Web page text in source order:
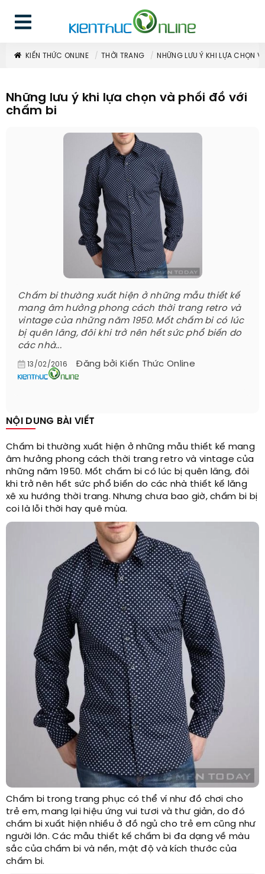
KIẾN THỨC ONLINE THỜI TRANG NHỮNG LƯU Ý KHI LỰA CHỌN
Những lưu ý khi lựa chọn và phối đồ với
chấm bi
Chấm bi thường xuất hiện ở những mẫu thiết kế
mang âm hưởng phong cách thời trang retro và
vintage của những năm 1950. Mốt chấm bi có lúc
bị quên lãng, đôi khi trở nên hết sức phổ biến do
các nhà...
13/02/2016 Đăng bởi Kiến Thức Online
NỘI DUNG BÀI VIẾT
Chấm bi thường xuất hiện ở những mẫu thiết kế mang
âm hưởng phong cách thời trang retro và vintage của
những năm 1950. Mốt chấm bi có lúc bị quên lãng, đôi
khi trở nên hết sức phổ biến do các nhà thiết kế lăng
xê xu hướng thời trang. Nhưng chưa bao giờ, chấm bi bị
coi là lỗi thời hay quê mùa.
Chấm bi trong trang phục có thể ví như đồ chơi cho
trẻ em, mang lại hiệu ứng vui tươi và thư giản, do đó
chấm bi xuất hiện nhiều ở đồ ngủ cho trẻ em cũng như
người lớn. Các mẫu thiết kế chấm bi đa dạng về màu
sắc của chấm bi và nền, mật độ và kích thước của
chấm bi.